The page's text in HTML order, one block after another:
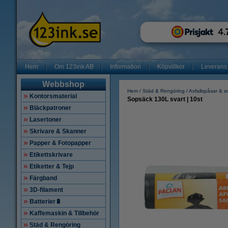
Hem Om 123ink AB Information Köpvillkor Leverans
Webbshop
Kontorsmaterial
Bläckpatroner
Lasertoner
Skrivare & Skanner
Papper & Fotopapper
Etikettskrivare
Etiketter & Tejp
Färgband
3D-filament
Batterier🔋
Kaffemaskin & Tillbehör
Städ & Rengöring
Hem Städ & Rengöring Avfallspåsar &
Sopsäck 130L svart | 10st